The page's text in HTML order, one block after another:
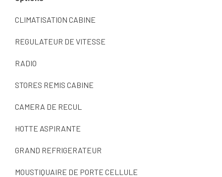
CLIMATISATION CABINE
REGULATEUR DE VITESSE
RADIO
STORES REMIS CABINE
CAMERA DE RECUL
HOTTE ASPIRANTE
GRAND REFRIGERATEUR
MOUSTIQUAIRE DE PORTE CELLULE